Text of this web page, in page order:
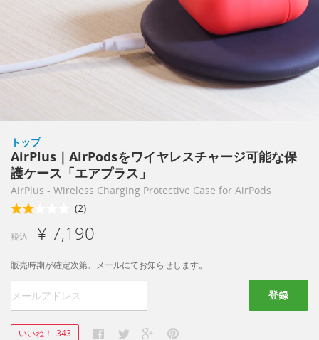
トップ
AirPlus｜AirPodsをワイヤレスチャージ可能な保
護ケース「エアプラス」
AirPlus - Wireless Charging Protective Case for AirPods
(2)
税込 ¥ 7,190
販売時期が確定次第、メールにてお知らせします。
登録
いいね！ 343